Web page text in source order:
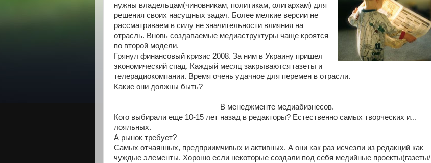
нужны владельцам(чиновникам, политикам, олигархам) для
решения своих насущных задач. Более мелкие версии не
рассматриваем в силу не значительности влияния на
отрасль. Вновь создаваемые медиаструктуры чаще кроятся
по второй модели.
Грянул финансовый кризис 2008. За ним в Украину пришел
экономический спад. Каждый месяц закрываются газеты и
телерадиокомпании. Время очень удачное для перемен в отрасли.
Какие они должны быть?
В менеджменте медиабизнесов.
Кого выбирали еще 10-15 лет назад в редакторы? Естественно самых творческих и...
лояльных.
А рынок требует?
Самых отчаянных, предприимчивых и активных. А они как раз исчезли из редакций как
чуждые элементы. Хорошо если некоторые создали под себя медийные проекты(газеты/